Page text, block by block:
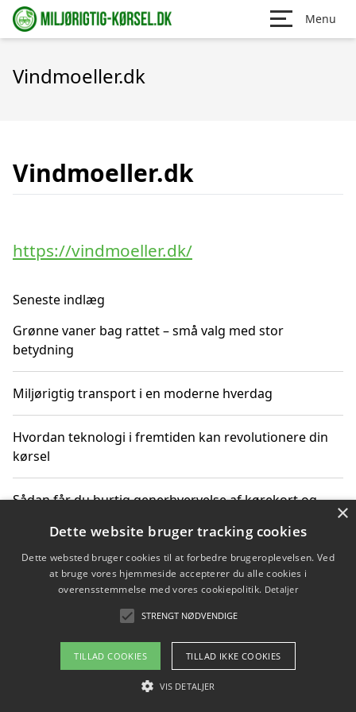
Menu
Vindmoeller.dk
Vindmoeller.dk
https://vindmoeller.dk/
Seneste indlæg
Grønne vaner bag rattet – små valg med stor
betydning
Miljørigtig transport i en moderne hverdag
Hvordan teknologi i fremtiden kan revolutionere din
kørsel
Sådan får du hurtig generhvervelse af kørekort og
Sådan lærer du miljørigtig kørsel hos en køreskole i
Gentofte
Copyright 2026 - Pilanto Aps
Om / kontakt
×
Dette website bruger tracking cookies
Dette websted bruger cookies til at forbedre brugeroplevelsen. Ved
at bruge vores hjemmeside accepterer du alle cookies i
overensstemmelse med vores cookiepolitik. Detaljer
STRENGT NØDVENDIGE
TILLAD COOKIES TILLAD IKKE COOKIES
VIS DETALJER